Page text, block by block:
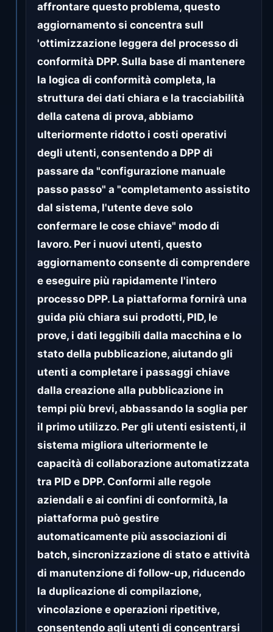
affrontare questo problema, questo
aggiornamento si concentra sull
'ottimizzazione leggera del processo di
conformità DPP. Sulla base di mantenere
la logica di conformità completa, la
struttura dei dati chiara e la tracciabilità
della catena di prova, abbiamo
ulteriormente ridotto i costi operativi
degli utenti, consentendo a DPP di
passare da "configurazione manuale
passo passo" a "completamento assistito
dal sistema, l'utente deve solo
confermare le cose chiave" modo di
lavoro. Per i nuovi utenti, questo
aggiornamento consente di comprendere
e eseguire più rapidamente l'intero
processo DPP. La piattaforma fornirà una
guida più chiara sui prodotti, PID, le
prove, i dati leggibili dalla macchina e lo
stato della pubblicazione, aiutando gli
utenti a completare i passaggi chiave
dalla creazione alla pubblicazione in
tempi più brevi, abbassando la soglia per
il primo utilizzo. Per gli utenti esistenti, il
sistema migliora ulteriormente le
capacità di collaborazione automatizzata
tra PID e DPP. Conformi alle regole
aziendali e ai confini di conformità, la
piattaforma può gestire
automaticamente più associazioni di
batch, sincronizzazione di stato e attività
di manutenzione di follow-up, riducendo
la duplicazione di compilazione,
vincolazione e operazioni ripetitive,
consentendo agli utenti di concentrarsi